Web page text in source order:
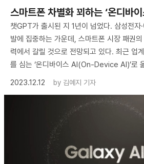
스마트폰 차별화 꾀하는 ‘온디바
챗GPT가 출시된 지 1년이 넘었다. 삼성전자
발에 집중하는 가운데, 스마트폰 시장 패권
력에서 갈릴 것으로 전망되고 있다. 최근 업
를 심는 ‘온디바이스 AI(On-Device AI)’로
2023.12.12
by 김예지 기자